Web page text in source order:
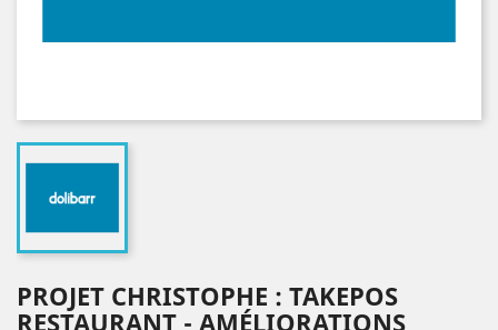
PROJET CHRISTOPHE : TAKEPOS
RESTAURANT - AMÉLIORATIONS